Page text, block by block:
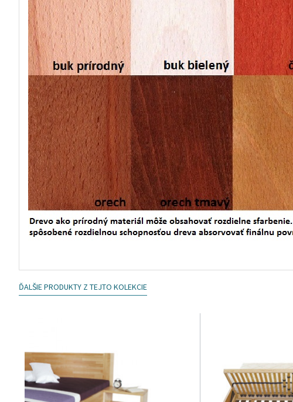
ĎALŠIE PRODUKTY Z TEJTO KOLEKCIE